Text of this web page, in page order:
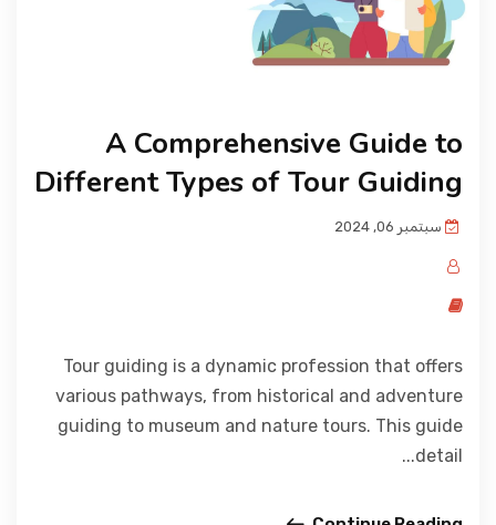
A Comprehensive Guide to
Different Types of Tour Guiding
سبتمبر 06, 2024
Tour guiding is a dynamic profession that offers
various pathways, from historical and adventure
guiding to museum and nature tours. This guide
detail...